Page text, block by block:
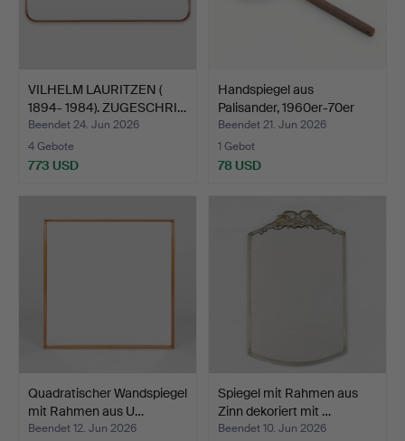
VILHELM LAURITZEN (
1894- 1984). ZUGESCHRI…
Beendet 24. Jun 2026
4 Gebote
773 USD
Handspiegel aus
Palisander, 1960er-70er
Ja…
Beendet 21. Jun 2026
1 Gebot
78 USD
Quadratischer Wandspiegel
mit Rahmen aus U…
Beendet 12. Jun 2026
Spiegel mit Rahmen aus
Zinn dekoriert mit …
Beendet 10. Jun 2026